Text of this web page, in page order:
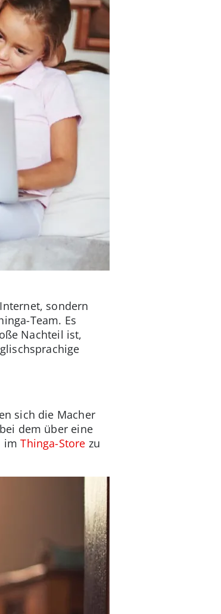
sondern
Team. Es
Nachteil ist,
sich die Macher
dem über eine
imThinga-Store zu